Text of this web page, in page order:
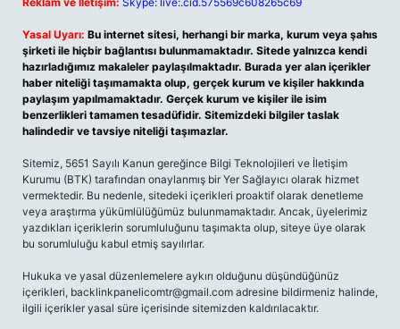
Yasal Uyarı: Bu internet sitesi, herhangi bir marka, kurum veya şahıs
şirketi ile hiçbir bağlantısı bulunmamaktadır. Sitede yalnızca kendi
hazırladığımız makaleler paylaşılmaktadır. Burada yer alan içerikler
haber niteliği taşımamakta olup, gerçek kurum ve kişiler hakkında
paylaşım yapılmamaktadır. Gerçek kurum ve kişiler ile isim
benzerlikleri tamamen tesadüfidir. Sitemizdeki bilgiler taslak
halindedir ve tavsiye niteliği taşımazlar.
Sitemiz, 5651 Sayılı Kanun gereğince Bilgi Teknolojileri ve İletişim
Kurumu (BTK) tarafından onaylanmış bir Yer Sağlayıcı olarak hizmet
vermektedir. Bu nedenle, sitedeki içerikleri proaktif olarak denetleme
veya araştırma yükümlülüğümüz bulunmamaktadır. Ancak, üyelerimiz
yazdıkları içeriklerin sorumluluğunu taşımakta olup, siteye üye olarak
bu sorumluluğu kabul etmiş sayılırlar.
Hukuka ve yasal düzenlemelere aykırı olduğunu düşündüğünüz
içerikleri, backlinkpanelicomtr@gmail.com adresine bildirmeniz halinde,
ilgili içerikler yasal süre içerisinde sitemizden kaldırılacaktır.